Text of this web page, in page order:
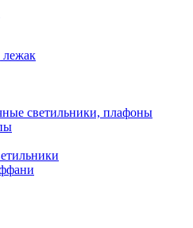
лежак
светильники, плафоны